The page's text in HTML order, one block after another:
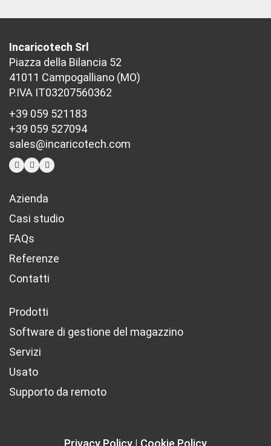
Incaricotech Srl
Piazza della Bilancia 52
41011 Campogalliano (MO)
P.IVA IT03207560362
+39 059 521183
+39 059 527094
sales@incaricotech.com
Azienda
Casi studio
FAQs
Referenze
Contatti
Prodotti
Software di gestione del magazzino
Servizi
Usato
Supporto da remoto
Privacy Policy Cookie Policy